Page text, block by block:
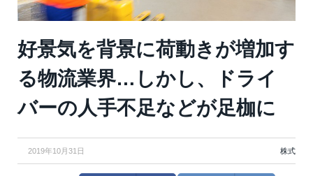
好景気を背景に荷動きが増加す
る物流業界…しかし、ドライ
バーの人手不足などが足枷に
2019年10月31日 株式